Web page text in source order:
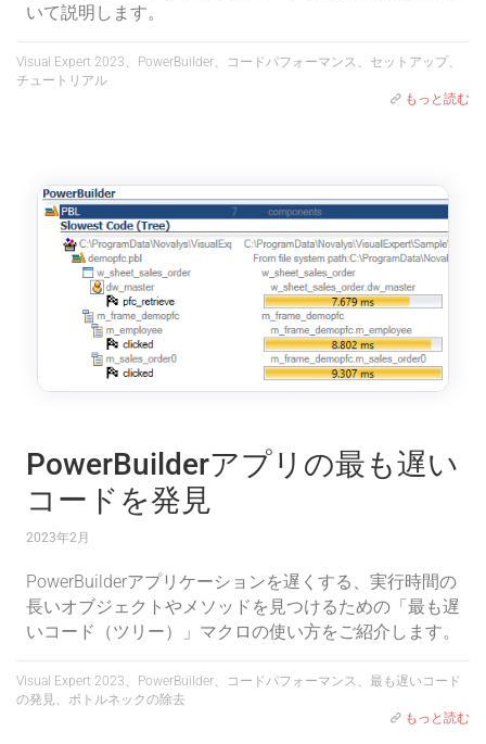
いて説明します。
Visual Expert 2023、PowerBuilder、コードパフォーマンス、セットアップ、
チュートリアル
もっと読む
PowerBuilderアプリの最も遅い
コードを発見
2023年2月
PowerBuilderアプリケーションを遅くする、実行時間の
長いオブジェクトやメソッドを見つけるための「最も遅
いコード（ツリー）」マクロの使い方をご紹介します。
Visual Expert 2023、PowerBuilder、コードパフォーマンス、最も遅いコード
の発見、ボトルネックの除去
もっと読む